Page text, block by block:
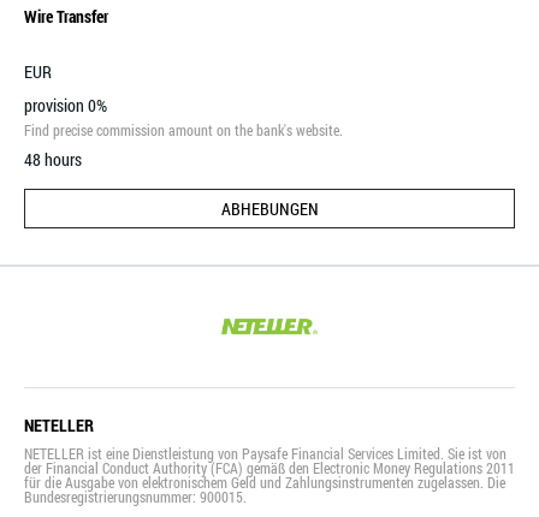
Wire Transfer
EUR
provision 0%
Find precise commission amount on the bank's website.
48 hours
ABHEBUNGEN
NETELLER
NETELLER ist eine Dienstleistung von Paysafe Financial Services Limited. Sie ist von
der Financial Conduct Authority (FCA) gemäß den Electronic Money Regulations 2011
für die Ausgabe von elektronischem Geld und Zahlungsinstrumenten zugelassen. Die
Bundesregistrierungsnummer: 900015.